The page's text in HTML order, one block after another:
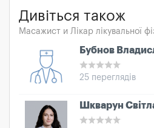
Дивіться також
Масажист и Лікар лікувальної
Бубнов
25 переглядів
Шкварун